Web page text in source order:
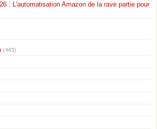
: L'automatisation Amazon de la rave partie pour
(443)